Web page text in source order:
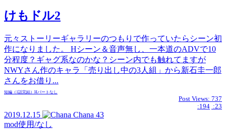
けもドル2
元々ストーリーギャラリーのつもりで作っていたらシーン初
作になりました。 Hシーン＆音声無し、一本道のADVで10
分程度？ギャグ系なのかな？シーン内でも触れてますが
NWYさん作のキャラ「売り出し中の3人組」から新石圭一郎
さんをお借り...
短編（1話完結） Hパートなし
Post Views: 737
:194 :23
2019.12.15 Chana 43
mod使用/なし